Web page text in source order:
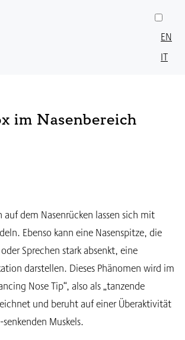
EN
IT
im Nasenbereich
dem Nasenrücken lassen sich mit
Ebenso kann eine Nasenspitze, die
Sprechen stark absenkt, eine
darstellen. Dieses Phänomen wird im
Nose Tip“, also als „tanzende
und beruht auf einer Überaktivität
Muskels.